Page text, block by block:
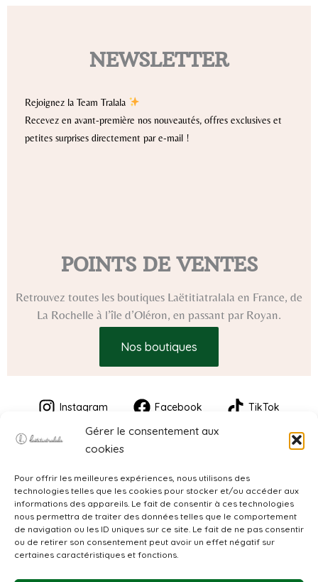
Gérer le consentement aux
cookies
Pour offrir les meilleures expériences, nous utilisons des
technologies telles que les cookies pour stocker et/ou accéder aux
informations des appareils. Le fait de consentir à ces technologies
nous permettra de traiter des données telles que le comportement
de navigation ou les ID uniques sur ce site. Le fait de ne pas consentir
ou de retirer son consentement peut avoir un effet négatif sur
certaines caractéristiques et fonctions.
NEWSLETTER
Rejoignez la Team Tralala
Recevez en avant-première nos nouveautés, offres exclusives et
petites surprises directement par e-mail !
POINTS DE VENTES
Retrouvez toutes les boutiques Laëtitiatralala en France, de
La Rochelle à l’île d’Oléron, en passant par Royan.
Nos boutiques
Instagram Facebook TikTok
CGV